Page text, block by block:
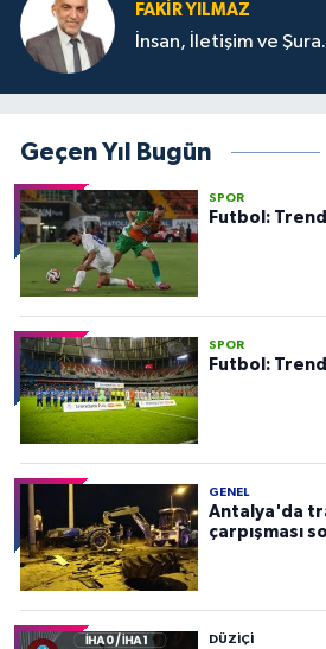
FAKIR YILMAZ
İnsan, İletişim ve
Geçen Yıl Bugün
SPOR
Futbol:
SPOR
Futbol:
GENEL
Antalya'da
çarpışması
DÜZIÇI